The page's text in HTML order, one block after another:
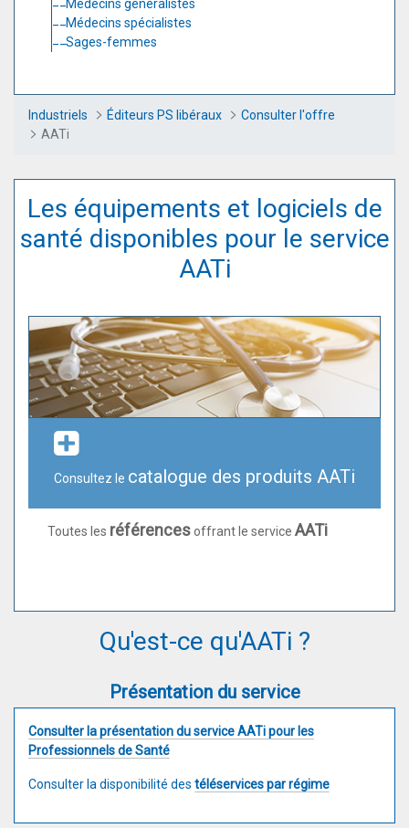
Médecins généralistes
Médecins spécialistes
Sages-femmes
Industriels Éditeurs PS libéraux
Consulter l'offre
AATi
Les équipements et logiciels de
santé disponibles pour le service
AATi
Consultez le catalogue des produits AATi
Toutes les référencesoffrant le service AATi
Qu'est-ce qu'AATi ?
Présentation du service
Consulter la présentation du service AATi pour les
Professionnels de Santé
​Consulter la disponibilité des téléservices par régime